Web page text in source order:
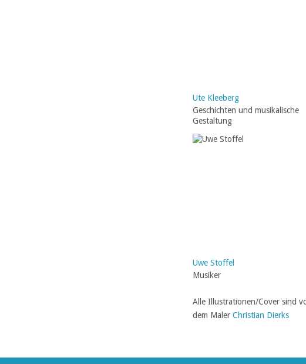
Ute Kleeberg
Geschichten und musikalische
Gestaltung
Uwe Stoffel
Musiker
Alle Illustrationen/Cover sind
dem Maler Christian Dierks